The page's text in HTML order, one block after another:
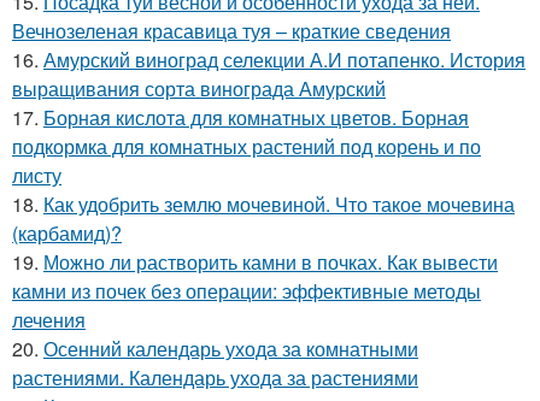
Вечнозеленая красавица туя – краткие сведения
16. Амурский виноград селекции А.И потапенко. История
выращивания сорта винограда Амурский
17. Борная кислота для комнатных цветов. Борная
подкормка для комнатных растений под корень и по
листу
18. Как удобрить землю мочевиной. Что такое мочевина
(карбамид)?
19. Можно ли растворить камни в почках. Как вывести
камни из почек без операции: эффективные методы
лечения
20. Осенний календарь ухода за комнатными
растениями. Календарь ухода за растениями